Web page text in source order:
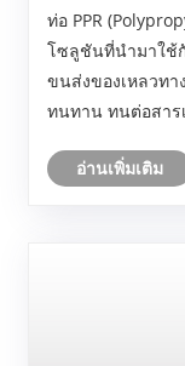
ท่อ PPR
โซลูชันที่นำมาใช้
ขนส่งของเหลวทา
ทนทาน ทนต่อสาร
ทำงาน ข้อดีของมั
อ่านเพิ่มเติม